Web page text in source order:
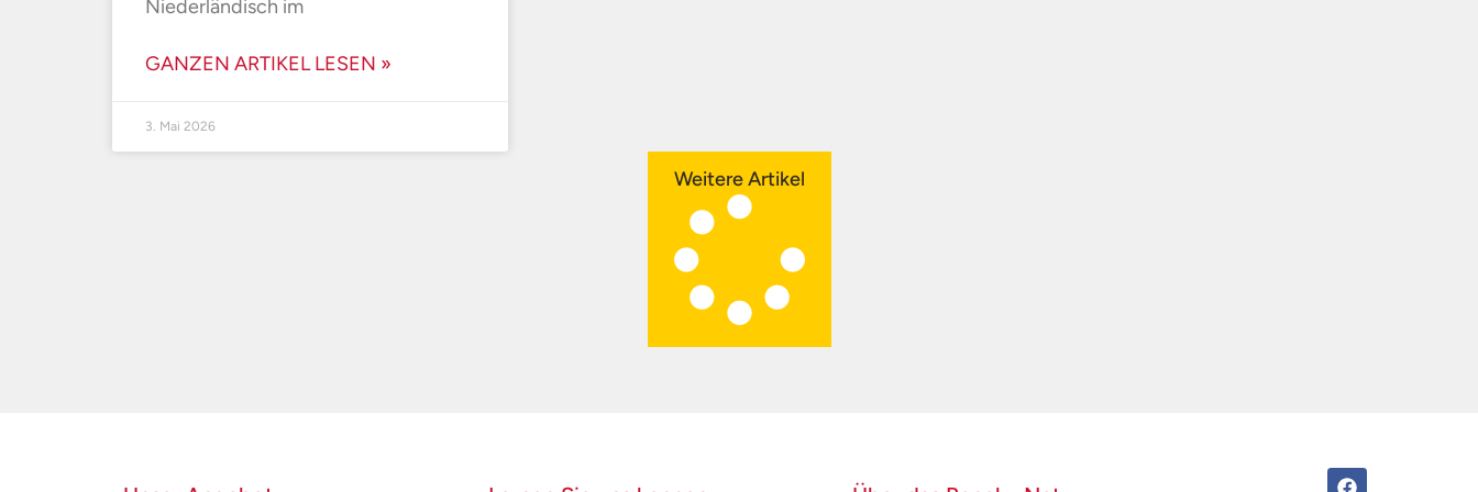
Niederländisch im
GANZEN ARTIKEL LESEN »
3. Mai 2026
Weitere Artikel